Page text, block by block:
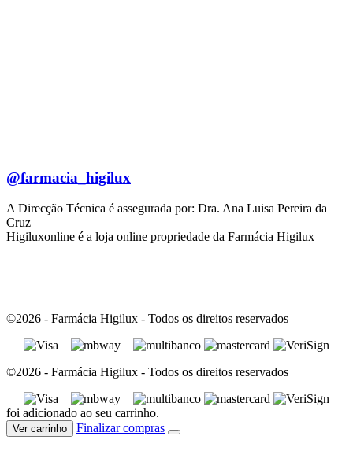
@farmacia_higilux
A Direcção Técnica é assegurada por: Dra. Ana Luisa Pereira da
Cruz
Higiluxonline é a loja online propriedade da Farmácia Higilux
©2026 - Farmácia Higilux - Todos os direitos reservados
©2026 - Farmácia Higilux - Todos os direitos reservados
foi adicionado ao seu carrinho.
Ver carrinho Finalizar compras